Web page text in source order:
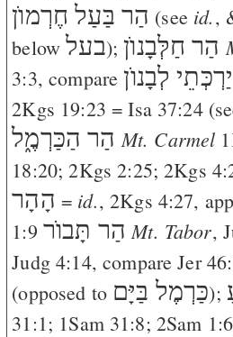
הַר בַּעַל חֶרְמוֺן (see id.,
belowבעל); הַר חַלְּבָנוֺן
3:3, compare לְבָנוֺן
2Kgs 19:23 =Isa 37:24
הַר הַכַּרְמֶ֑ל Mt. Carmel
18:20;2Kgs 2:25;2Kgs
הָהָר = id.,2Kgs 4:27,
1:9 הַר תָּבוֺר Mt. Tabor,
Judg 4:14, compareJer
(opposed to כַּרְמֶל בַּיָּם);
31:1; 1Sam 31:8; 2Sam 1:6